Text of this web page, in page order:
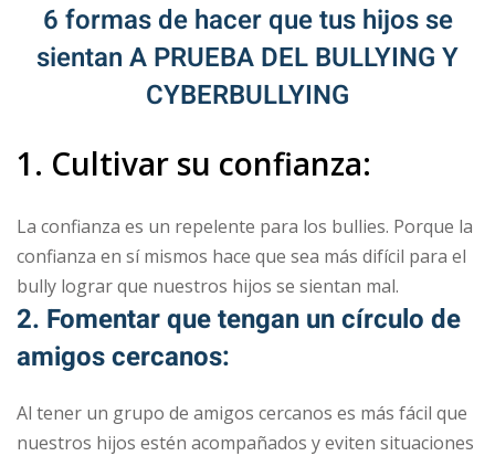
6 formas de hacer que tus hijos se
sientan A PRUEBA DEL BULLYING Y
CYBERBULLYING
1. Cultivar su confianza:
La confianza es un repelente para los bullies. Porque la
confianza en sí mismos hace que sea más difícil para el
bully lograr que nuestros hijos se sientan mal.
2. Fomentar que tengan un círculo de
amigos cercanos:
Al tener un grupo de amigos cercanos es más fácil que
nuestros hijos estén acompañados y eviten situaciones